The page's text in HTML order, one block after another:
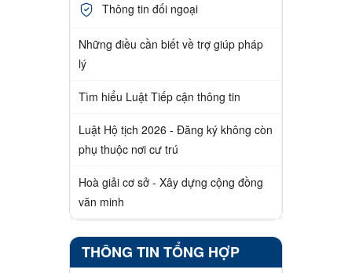
Thông tin đối ngoại
Những điều cần biết về trợ giúp pháp
lý
Tìm hiểu Luật Tiếp cận thông tin
Luật Hộ tịch 2026 - Đăng ký không còn
phụ thuộc nơi cư trú
Hoà giải cơ sở - Xây dựng cộng đồng
văn minh
THÔNG TIN TỔNG HỢP